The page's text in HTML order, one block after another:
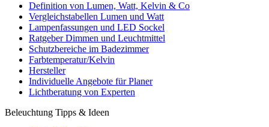
Definition von Lumen, Watt, Kelvin & Co
Vergleichstabellen Lumen und Watt
Lampenfassungen und LED Sockel
Ratgeber Dimmen und Leuchtmittel
Schutzbereiche im Badezimmer
Farbtemperatur/Kelvin
Hersteller
Individuelle Angebote für Planer
Lichtberatung von Experten
Beleuchtung Tipps & Ideen